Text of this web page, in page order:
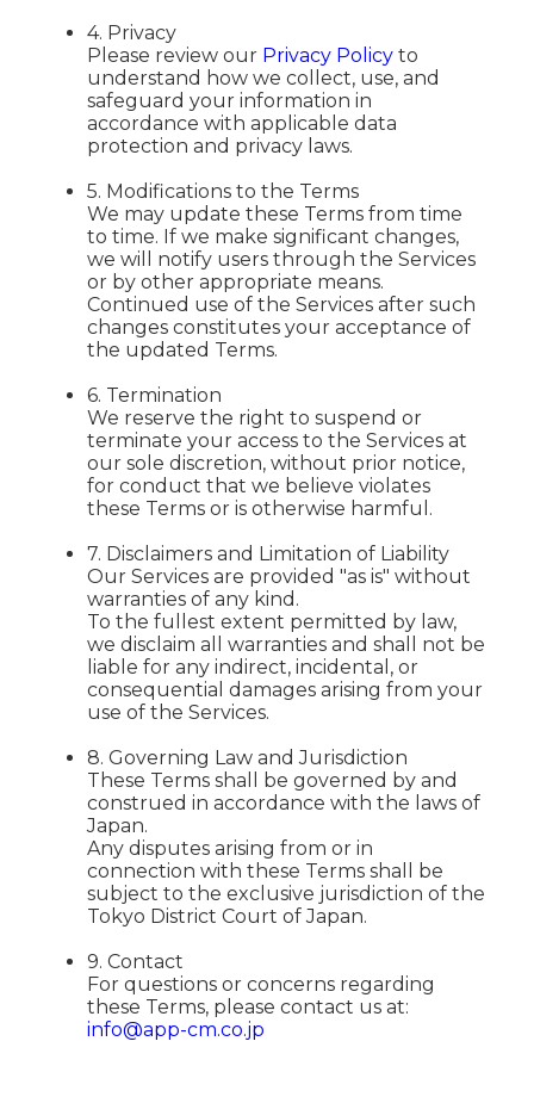
4. Privacy
Please review our Privacy Policyto
understand how we collect, use, and
safeguard your information in
accordance with applicable data
protection and privacy laws.
5. Modifications to the Terms
We may update these Terms from time
to time. If we make significant changes,
we will notify users through the Services
or by other appropriate means.
Continued use of the Services after such
changes constitutes your acceptance of
the updated Terms.
6. Termination
We reserve the right to suspend or
terminate your access to the Services at
our sole discretion, without prior notice,
for conduct that we believe violates
these Terms or is otherwise harmful.
7. Disclaimers and Limitation of Liability
Our Services are provided "as is" without
warranties of any kind.
To the fullest extent permitted by law,
we disclaim all warranties and shall not be
liable for any indirect, incidental, or
consequential damages arising from your
use of the Services.
8. Governing Law and Jurisdiction
These Terms shall be governed by and
construed in accordance with the laws of
Japan.
Any disputes arising from or in
connection with these Terms shall be
subject to the exclusive jurisdiction of the
Tokyo District Court of Japan.
9. Contact
For questions or concerns regarding
these Terms, please contact us at:
info@app-cm.co.jp